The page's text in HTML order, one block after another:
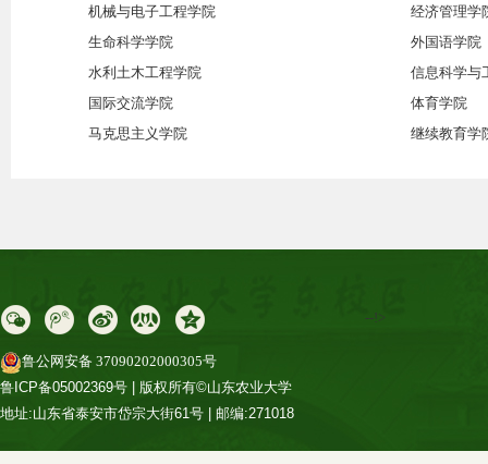
机械与电子工程学院
经济管理学
生命科学学院
外国语学院
水利土木工程学院
信息科学与
国际交流学院
体育学院
马克思主义学院
继续教育学
鲁公网安备 37090202000305号
鲁ICP备05002369号 | 版权所有©山东农业大学
地址:山东省泰安市岱宗大街61号 | 邮编:271018
--!>